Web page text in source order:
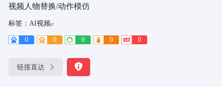
视频人物替换/动作模仿
标签： AI视频
0 0 0 0 0
链接直达